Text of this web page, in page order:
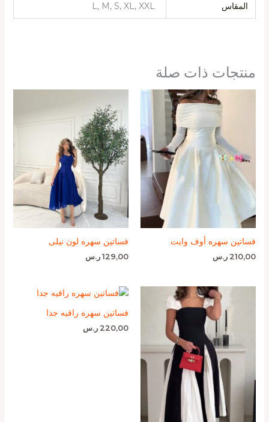
المقاس L, M, S, XL, XXL
منتجات ذات صلة
فساتين سهره أوف وايت
210,00 ر.س
فساتين سهره لون نيلى
129,00 ر.س
فساتين سهره راقيه جدا
220,00 ر.س